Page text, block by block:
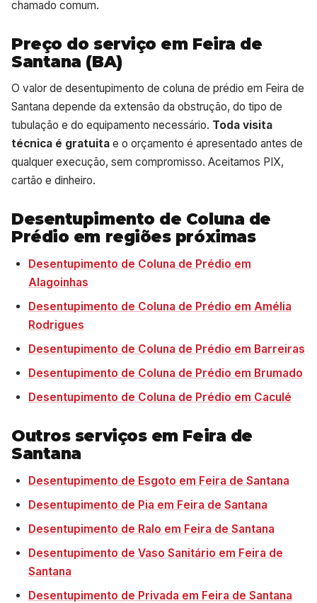
chamado comum.
Preço do serviço em Feira de
Santana (BA)
O valor de desentupimento de coluna de prédio em Feira de
Santana depende da extensão da obstrução, do tipo de
tubulação e do equipamento necessário. Toda visita
técnica é gratuita e o orçamento é apresentado antes de
qualquer execução, sem compromisso. Aceitamos PIX,
cartão e dinheiro.
Desentupimento de Coluna de
Prédio em regiões próximas
Desentupimento de Coluna de Prédio em
Alagoinhas
Desentupimento de Coluna de Prédio em Amélia
Rodrigues
Desentupimento de Coluna de Prédio em Barreiras
Desentupimento de Coluna de Prédio em Brumado
Desentupimento de Coluna de Prédio em Caculé
Outros serviços em Feira de
Santana
Desentupimento de Esgoto em Feira de Santana
Desentupimento de Pia em Feira de Santana
Desentupimento de Ralo em Feira de Santana
Desentupimento de Vaso Sanitário em Feira de
Santana
Desentupimento de Privada em Feira de Santana